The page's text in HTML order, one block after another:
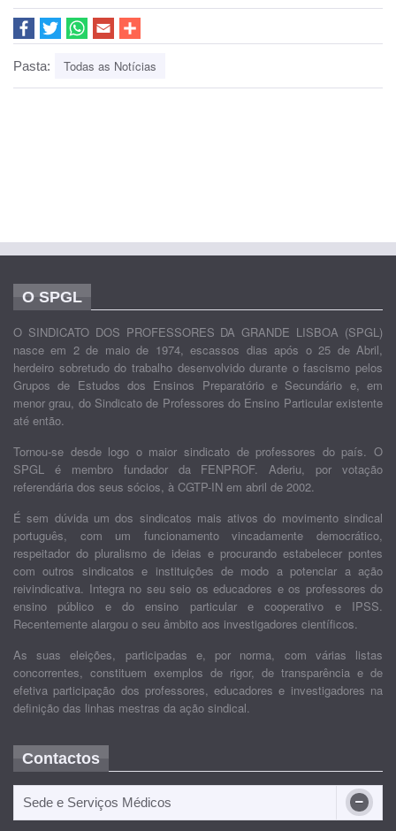
Pasta: Todas as Notícias
O SPGL
O SINDICATO DOS PROFESSORES DA GRANDE LISBOA (SPGL)
nasce em 2 de maio de 1974, escassos dias após o 25 de Abril,
herdeiro sobretudo do trabalho desenvolvido durante o fascismo pelos
Grupos de Estudos dos Ensinos Preparatório e Secundário e, em
menor grau, do Sindicato de Professores do Ensino Particular existente
até então.
Tornou-se desde logo o maior sindicato de professores do país. O
SPGL é membro fundador da FENPROF. Aderiu, por votação
referendária dos seus sócios, à CGTP-IN em abril de 2002.
É sem dúvida um dos sindicatos mais ativos do movimento sindical
português, com um funcionamento vincadamente democrático,
respeitador do pluralismo de ideias e procurando estabelecer pontes
com outros sindicatos e instituições de modo a potenciar a ação
reivindicativa. Integra no seu seio os educadores e os professores do
ensino público e do ensino particular e cooperativo e IPSS.
Recentemente alargou o seu âmbito aos investigadores científicos.
As suas eleições, participadas e, por norma, com várias listas
concorrentes, constituem exemplos de rigor, de transparência e de
efetiva participação dos professores, educadores e investigadores na
definição das linhas mestras da ação sindical.
Contactos
Sede e Serviços Médicos